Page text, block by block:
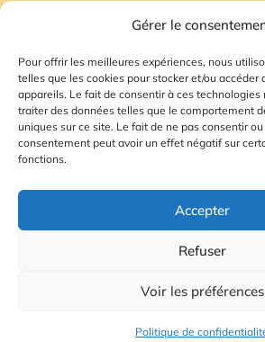
Gérer le
Pour offrir les meilleures expériences, nous
telles que les cookies pour stocker et/ou accéder
appareils. Le fait de consentir à ces technologies
traiter des données telles que le comportement
uniques sur ce site. Le fait de ne pas consentir
consentement peut avoir un effet négatif sur
fonctions.
Accepter
Refuser
Voir les préférences
Politique de
Mentions Légales
Gestion des
© 2026 Radio Calade